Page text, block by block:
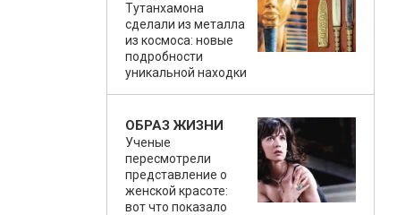
Тутанхамона
сделали из металла
из космоса: новые
подробности
уникальной находки
ОБРАЗ ЖИЗНИ
Ученые
пересмотрели
представление о
женской красоте:
вот что показало